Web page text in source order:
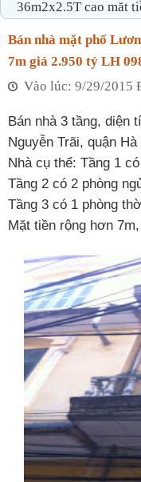
36m2x2.5T cao măt
Bán nhà mặt phố
7m giá 2.950 tỷ LH
Vào lúc: 9/29/2015
Bán nhà 3 tầng, diện
Nguyễn Trãi, quận
Nhà cụ thể: Tầng 1
Tầng 2 có 2 phòng
Tầng 3 có 1 phòng
Mặt tiền rộng hơn